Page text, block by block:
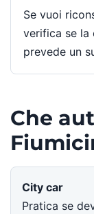
Se vuoi
verifica se la
prevede un
Che
City car
Pratica se